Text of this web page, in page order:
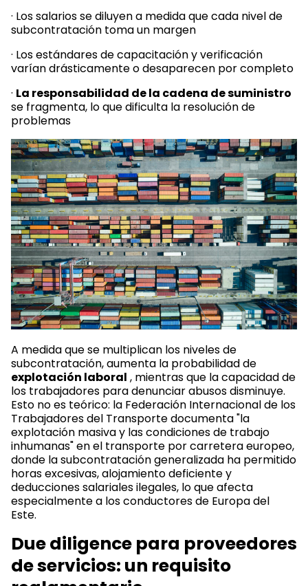
· Los salarios se diluyen a medida que cada nivel de
subcontratación toma un margen
· Los estándares de capacitación y verificación
varían drásticamente o desaparecen por completo
· La responsabilidad de la cadena de suministro
se fragmenta, lo que dificulta la resolución de
problemas
A medida que se multiplican los niveles de
subcontratación, aumenta la probabilidad de
explotación laboral , mientras que la capacidad de
los trabajadores para denunciar abusos disminuye.
Esto no es teórico: la Federación Internacional de los
Trabajadores del Transporte documenta "la
explotación masiva y las condiciones de trabajo
inhumanas" en el transporte por carretera europeo,
donde la subcontratación generalizada ha permitido
horas excesivas, alojamiento deficiente y
deducciones salariales ilegales, lo que afecta
especialmente a los conductores de Europa del
Este.
Due diligence para proveedores
de servicios: un requisito